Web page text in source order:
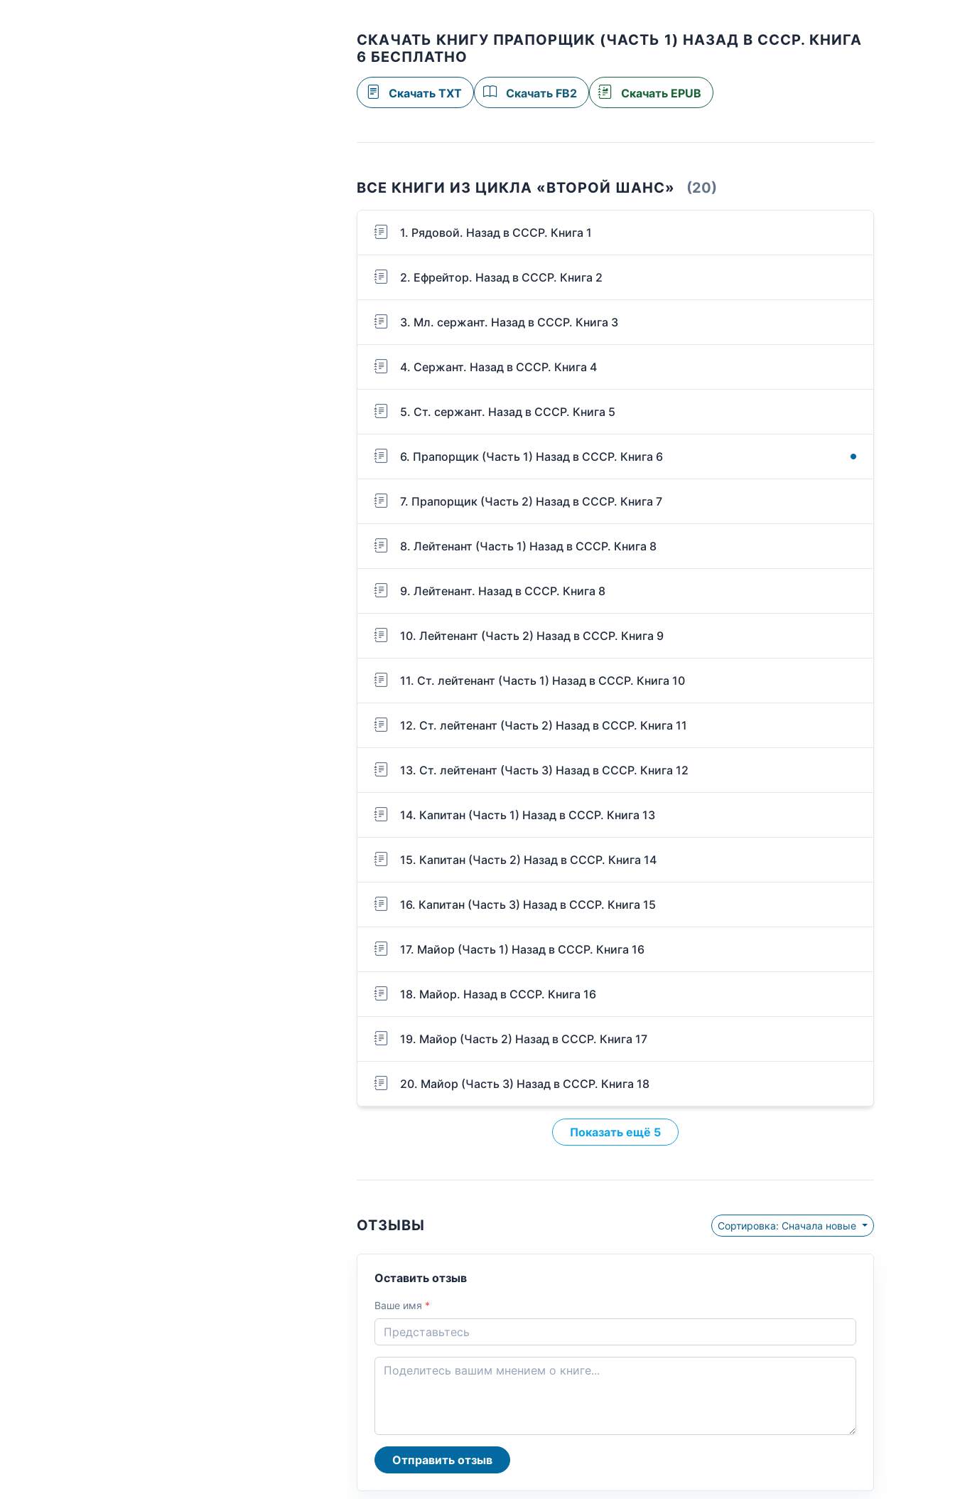
СКАЧАТЬ КНИГУ ПРАПОРЩИК (ЧАСТЬ 1) НАЗАД В СССР. КНИГА
6 БЕСПЛАТНО
Скачать TXT Скачать FB2 Скачать EPUB
ВСЕ КНИГИ ИЗ ЦИКЛА «ВТОРОЙ ШАНС» (20)
1. Рядовой. Назад в СССР. Книга 1
2. Ефрейтор. Назад в СССР. Книга 2
3. Мл. сержант. Назад в СССР. Книга 3
4. Сержант. Назад в СССР. Книга 4
5. Ст. сержант. Назад в СССР. Книга 5
6. Прапорщик (Часть 1) Назад в СССР. Книга 6
7. Прапорщик (Часть 2) Назад в СССР. Книга 7
8. Лейтенант (Часть 1) Назад в СССР. Книга 8
9. Лейтенант. Назад в СССР. Книга 8
10. Лейтенант (Часть 2) Назад в СССР. Книга 9
11. Ст. лейтенант (Часть 1) Назад в СССР. Книга 10
12. Ст. лейтенант (Часть 2) Назад в СССР. Книга 11
13. Ст. лейтенант (Часть 3) Назад в СССР. Книга 12
14. Капитан (Часть 1) Назад в СССР. Книга 13
15. Капитан (Часть 2) Назад в СССР. Книга 14
16. Капитан (Часть 3) Назад в СССР. Книга 15
17. Майор (Часть 1) Назад в СССР. Книга 16
18. Майор. Назад в СССР. Книга 16
19. Майор (Часть 2) Назад в СССР. Книга 17
20. Майор (Часть 3) Назад в СССР. Книга 18
Показать ещё 5
ОТЗЫВЫ Сортировка: Сначала новые
Оставить отзыв
Ваше имя *
Отправить отзыв